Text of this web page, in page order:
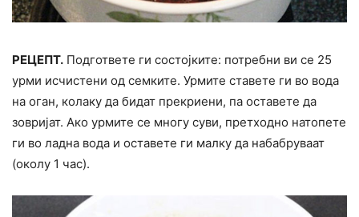
РЕЦЕПТ. Подгответе ги состојките: потребни ви се 25
урми исчистени од семките. Урмите ставете ги во вода
на оган, колаку да бидат прекриени, па оставете да
зовријат. Ако урмите се многу суви, претходно натопете
ги во ладна вода и оставете ги малку да набабруваат
(околу 1 час).